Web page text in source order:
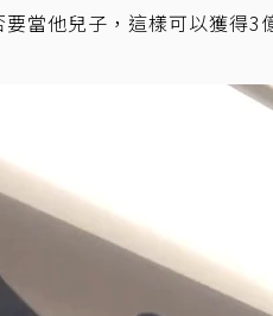
當他兒子，這樣可以獲得3